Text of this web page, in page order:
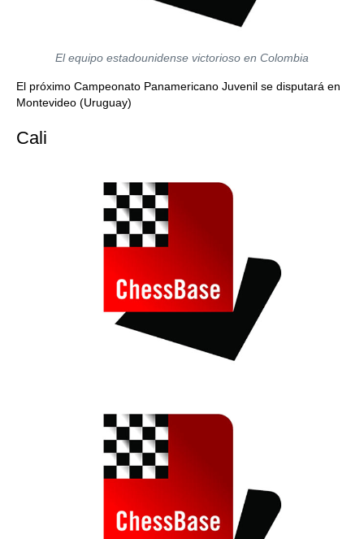
El equipo estadounidense victorioso en Colombia
El próximo Campeonato Panamericano Juvenil se disputará en
Montevideo (Uruguay)
Cali